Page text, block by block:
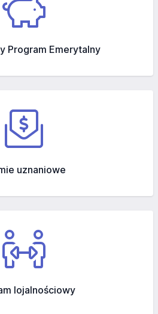
Program Emerytalny
uznaniowe
lojalnościowy